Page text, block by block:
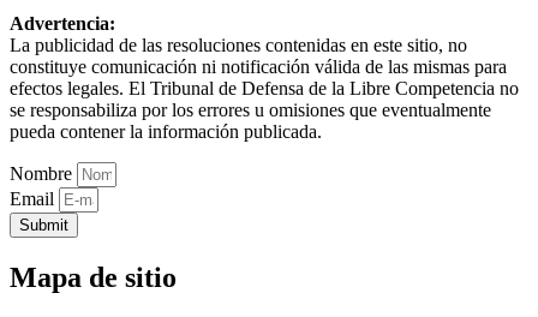
Advertencia:
La publicidad de las resoluciones contenidas en este sitio, no
constituye comunicación ni notificación válida de las mismas para
efectos legales. El Tribunal de Defensa de la Libre Competencia no
se responsabiliza por los errores u omisiones que eventualmente
pueda contener la información publicada.
Nombre
Email
Submit
Mapa de sitio